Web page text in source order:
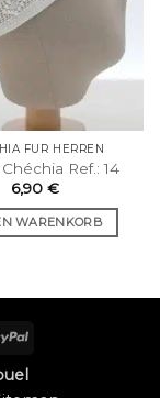
FÜR HERREN
Ref.: 14
6,90 €
WARENKORB
PayPal